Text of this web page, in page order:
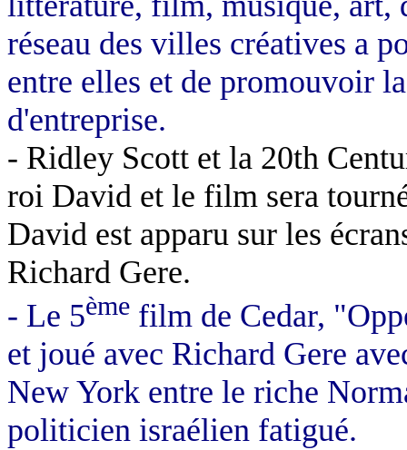
réseau des villes créatives a
entre elles et de promouvoir
d'entreprise.
- Ridley Scott et la 20th
roi David et le film sera
David est apparu sur les
Richard Gere.
- Le 5ème film de Cedar,
et joué avec Richard Gere
New York entre le riche
politicien israélien fatigué.